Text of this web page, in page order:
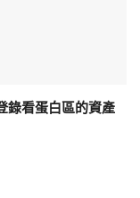
錄看蛋白區的資產